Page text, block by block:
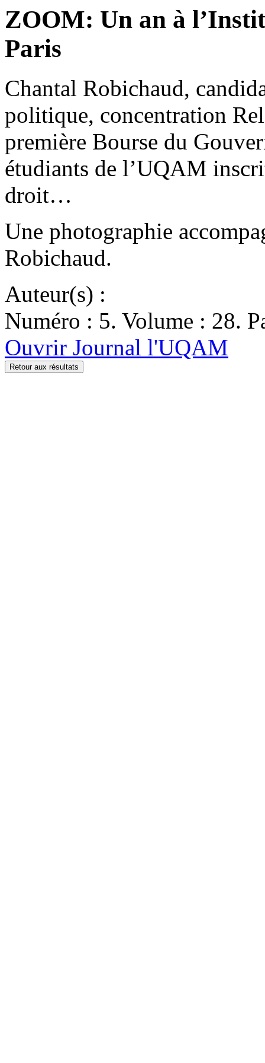
ZOOM: Un an à
Paris
Chantal Robichaud,
politique, concentration
première Bourse du
étudiants de l’UQAM
droit…
Une photographie
Robichaud.
Auteur(s) :
Numéro : 5. Volume : 28.
Ouvrir Journal l'UQAM
Retour aux résultats